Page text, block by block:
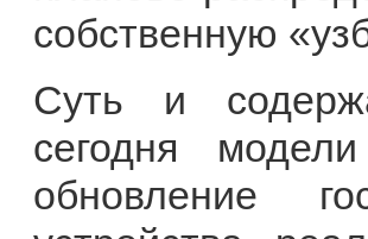
собственную
Суть и
сегодня
обновление